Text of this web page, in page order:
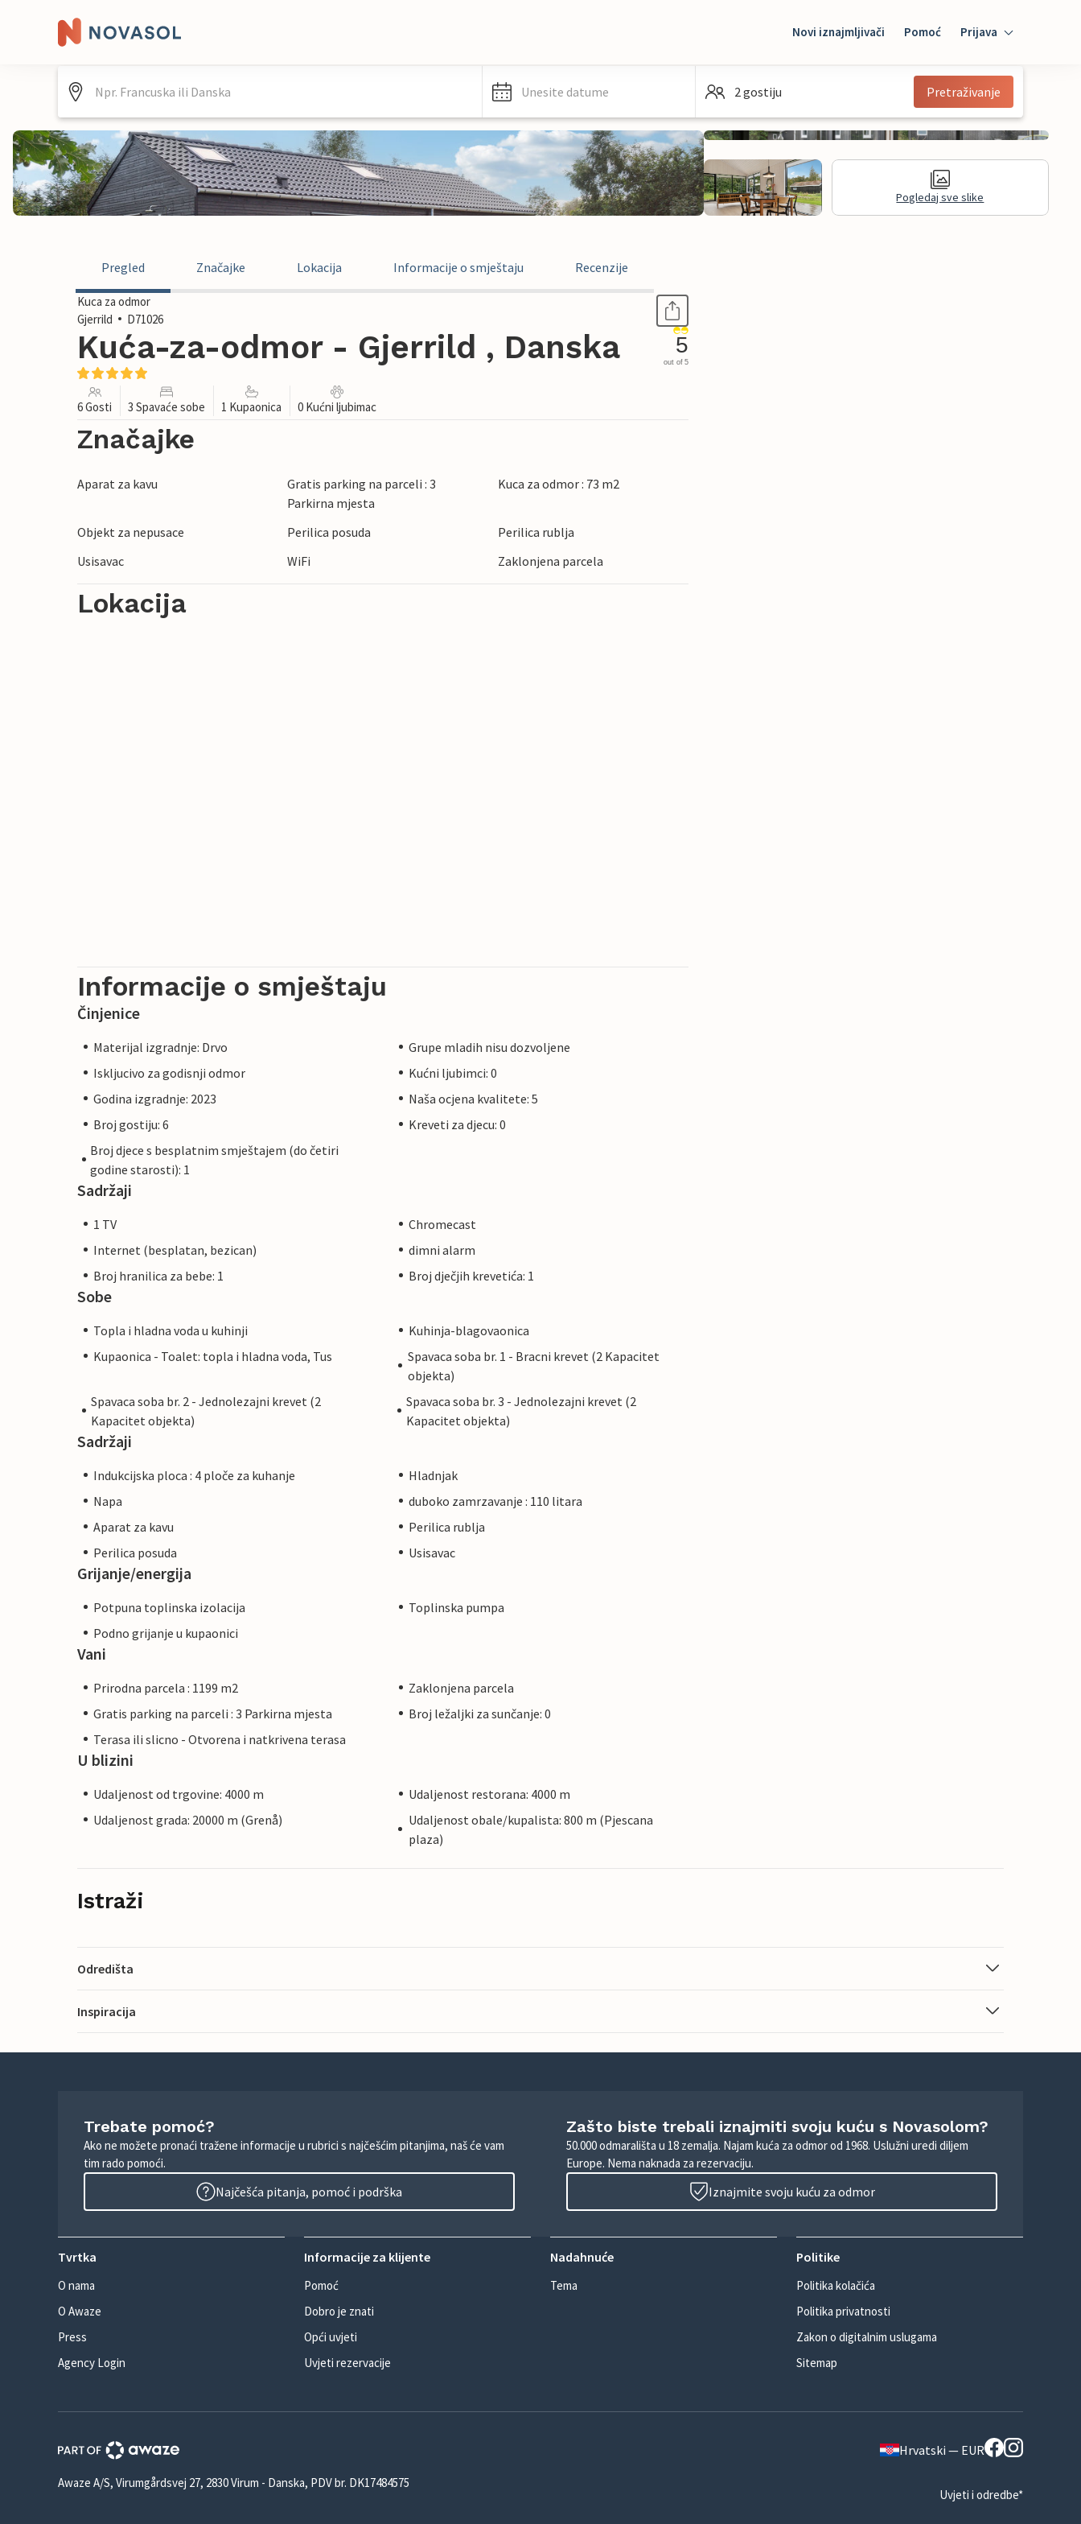
Novi iznajmljivači Pomoć Prijava
Mybooking
Unesite datume 2 gostiju Pretraživanje
Pogledaj sve slike
Pregled Značajke Lokacija Informacije o smještaju Recenzije
Kuca za odmor
Gjerrild
D71026
Kuća-za-odmor - Gjerrild , Danska 5
out of 5
6 Gosti 3 Spavaće sobe 1 Kupaonica 0 Kućni ljubimac
Značajke
Aparat za kavu
Gratis parking na parceli : 3
Parkirna mjesta
Kuca za odmor : 73 m2
Objekt za nepusace Perilica posuda
Perilica rublja
Usisavac
WiFi Zaklonjena parcela
Lokacija
Informacije o smještaju
Činjenice
Materijal izgradnje: Drvo
Grupe mladih nisu dozvoljene
Iskljucivo za godisnji odmor
Kućni ljubimci: 0
Godina izgradnje: 2023
Naša ocjena kvalitete: 5
Broj gostiju: 6
Kreveti za djecu: 0
Broj djece s besplatnim smještajem (do četiri
godine starosti): 1
Sadržaji
1 TV
Chromecast
Internet (besplatan, bezican)
dimni alarm
Broj hranilica za bebe: 1
Broj dječjih krevetića: 1
Sobe
Topla i hladna voda u kuhinji
Kuhinja-blagovaonica
Kupaonica - Toalet: topla i hladna voda, Tus
Spavaca soba br. 1 - Bracni krevet (2 Kapacitet
objekta)
Spavaca soba br. 2 - Jednolezajni krevet (2
Kapacitet objekta)
Spavaca soba br. 3 - Jednolezajni krevet (2
Kapacitet objekta)
Sadržaji
Indukcijska ploca : 4 ploče za kuhanje
Hladnjak
Napa
duboko zamrzavanje : 110 litara
Aparat za kavu
Perilica rublja
Perilica posuda
Usisavac
Grijanje/energija
Potpuna toplinska izolacija
Toplinska pumpa
Podno grijanje u kupaonici
Vani
Prirodna parcela : 1199 m2
Zaklonjena parcela
Gratis parking na parceli : 3 Parkirna mjesta
Broj ležaljki za sunčanje: 0
Terasa ili slicno - Otvorena i natkrivena terasa
U blizini
Udaljenost od trgovine: 4000 m
Udaljenost restorana: 4000 m
Udaljenost grada: 20000 m (Grenå)
Udaljenost obale/kupalista: 800 m (Pjescana
plaza)
Istraži
Odredišta
Inspiracija
Trebate pomoć?
Ako ne možete pronaći tražene informacije u rubrici s najčešćim pitanjima, naš će vam
tim rado pomoći.
Najčešća pitanja, pomoć i podrška
Zašto biste trebali iznajmiti svoju kuću s Novasolom?
50.000 odmarališta u 18 zemalja. Najam kuća za odmor od 1968. Uslužni uredi diljem
Europe. Nema naknada za rezervaciju.
Iznajmite svoju kuću za odmor
Tvrtka
O nama
O Awaze
Press
Agency Login
Informacije za klijente
Pomoć
Dobro je znati
Opći uvjeti
Uvjeti rezervacije
Nadahnuće
Tema
Politike
Politika kolačića
Politika privatnosti
Zakon o digitalnim uslugama
Sitemap
Hrvatski — EUR
Awaze A/S, Virumgårdsvej 27, 2830 Virum - Danska, PDV br. DK17484575
Uvjeti i odredbe*